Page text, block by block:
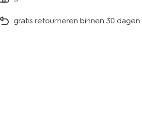
gratis retourneren binnen 30 dagen